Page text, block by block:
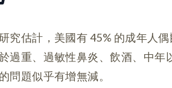
究估計，美國有 45% 的成年人
過重、過敏性鼻炎、飲酒、中年
問題似乎有增無減。